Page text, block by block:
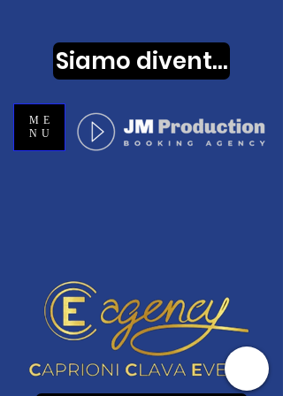
ME
NU
Siamo diventati...